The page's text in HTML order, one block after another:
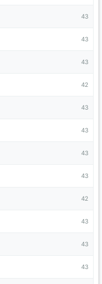
43
43
43
42
43
43
43
43
42
43
43
43